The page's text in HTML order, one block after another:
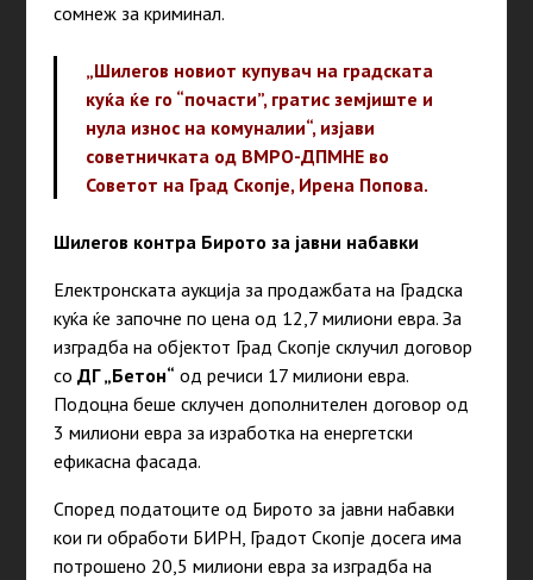
сомнеж за криминал.
„Шилегов новиот купувач на градската
куќа ќе го “почасти”, гратис земјиште и
нула износ на комуналии“, изјави
советничката од ВМРО-ДПМНЕ во
Советот на Град Скопје, Ирена Попова.
Шилегов контра Бирото за јавни набавки
Електронската аукција за продажбата на Градска
куќа ќе започне по цена од 12,7 милиони евра. За
изградба на објектот Град Скопје склучил договор
со ДГ „Бетон“ од речиси 17 милиони евра.
Подоцна беше склучен дополнителен договор од
3 милиони евра за изработка на енергетски
ефикасна фасада.
Според податоците од Бирото за јавни набавки
кои ги обработи БИРН, Градот Скопје досега има
потрошено 20,5 милиони евра за изградба на